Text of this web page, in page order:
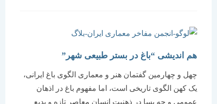
هم اندیشی “باغ در بستر طبیعی شهر”
چهل و چهارمین گفتمان هنر و معماری الگوی باغ ایرانی،
یک کهن الگوی تاریخی است، اما مفهوم باغ در اذهان
عمومی و چه بسا در ذهنیت انسان معاصر تازه و بدیع